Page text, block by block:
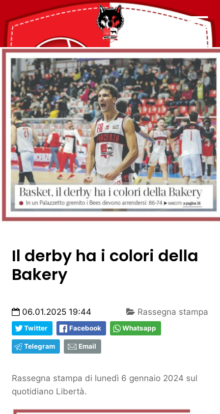
Il derby ha i colori della
Bakery
06.01.2025 19:44 Rassegna stampa
Twitter Facebook Whatsapp
Telegram Email
Rassegna stampa di lunedì 6 gennaio 2024 sul
quotidiano Libertà.